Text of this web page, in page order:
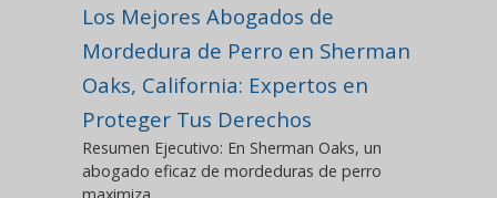
Los Mejores Abogados de
Mordedura de Perro en Sherman
Oaks, California: Expertos en
Proteger Tus Derechos
Resumen Ejecutivo: En Sherman Oaks, un
abogado eficaz de mordeduras de perro